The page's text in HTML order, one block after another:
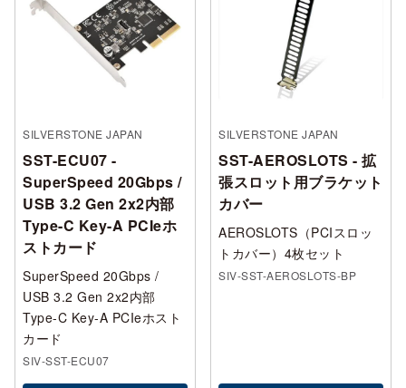
SILVERSTONE JAPAN
SST-ECU07 -
SuperSpeed 20Gbps /
USB 3.2 Gen 2x2内部
Type-C Key-A PCIeホ
ストカード
SuperSpeed 20Gbps /
USB 3.2 Gen 2x2内部
Type-C Key-A PCIeホスト
カード
SIV-SST-ECU07
SILVERSTONE JAPAN
SST-AEROSLOTS - 拡
張スロット用ブラケット
カバー
AEROSLOTS（PCIスロッ
トカバー）4枚セット
SIV-SST-AEROSLOTS-BP